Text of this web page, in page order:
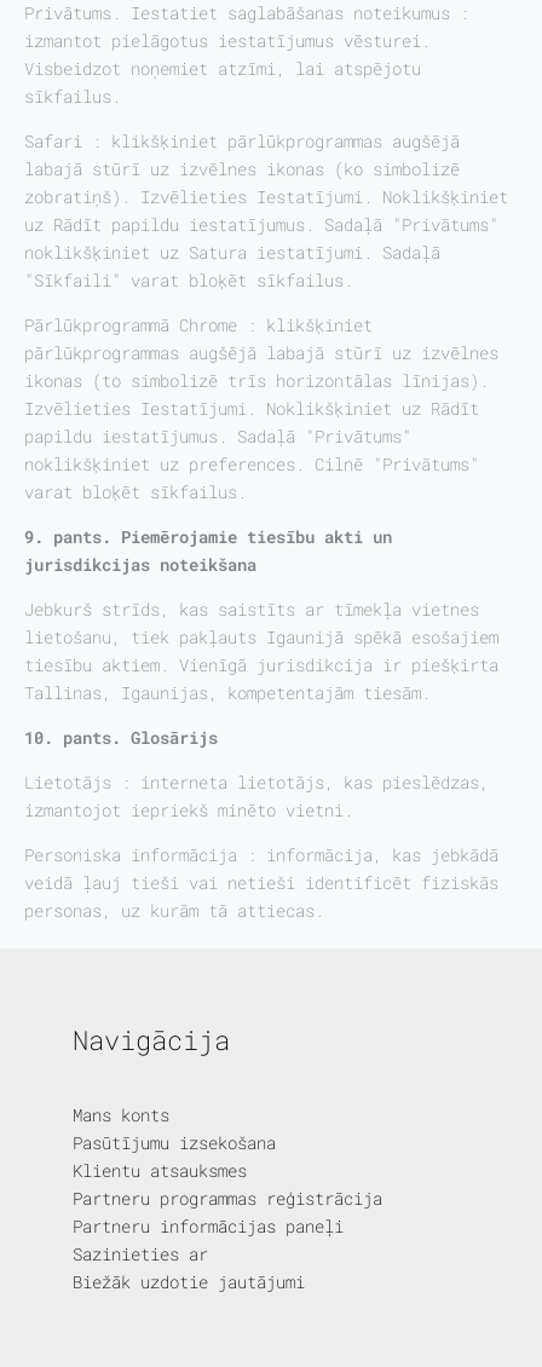
Privātums. Iestatiet saglabāšanas noteikumus :
izmantot pielāgotus iestatījumus vēsturei.
Visbeidzot noņemiet atzīmi, lai atspējotu
sīkfailus.
Safari : klikšķiniet pārlūkprogrammas augšējā
labajā stūrī uz izvēlnes ikonas (ko simbolizē
zobratiņš). Izvēlieties Iestatījumi. Noklikšķiniet
uz Rādīt papildu iestatījumus. Sadaļā "Privātums"
noklikšķiniet uz Satura iestatījumi. Sadaļā
"Sīkfaili" varat bloķēt sīkfailus.
Pārlūkprogrammā Chrome : klikšķiniet
pārlūkprogrammas augšējā labajā stūrī uz izvēlnes
ikonas (to simbolizē trīs horizontālas līnijas).
Izvēlieties Iestatījumi. Noklikšķiniet uz Rādīt
papildu iestatījumus. Sadaļā "Privātums"
noklikšķiniet uz preferences. Cilnē "Privātums"
varat bloķēt sīkfailus.
9. pants. Piemērojamie tiesību akti un
jurisdikcijas noteikšana
Jebkurš strīds, kas saistīts ar tīmekļa vietnes
lietošanu, tiek pakļauts Igaunijā spēkā esošajiem
tiesību aktiem. Vienīgā jurisdikcija ir piešķirta
Tallinas, Igaunijas, kompetentajām tiesām.
10. pants. Glosārijs
Lietotājs : interneta lietotājs, kas pieslēdzas,
izmantojot iepriekš minēto vietni.
Personiska informācija : informācija, kas jebkādā
veidā ļauj tieši vai netieši identificēt fiziskās
personas, uz kurām tā attiecas.
Navigācija
Mans konts
Pasūtījumu izsekošana
Klientu atsauksmes
Partneru programmas reģistrācija
Partneru informācijas paneļi
Sazinieties ar
Biežāk uzdotie jautājumi